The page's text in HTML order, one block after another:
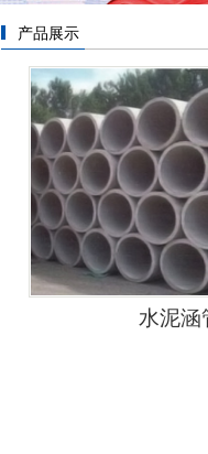
产品展示
水泥涵